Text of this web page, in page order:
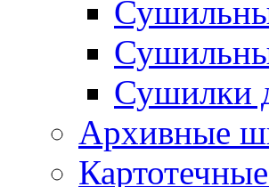
Сушилки
Архивные